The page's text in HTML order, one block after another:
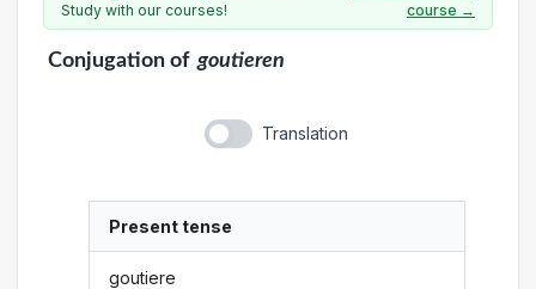
Study with our courses!
course →
Conjugationof goutieren
Translation
Present tense
goutiere